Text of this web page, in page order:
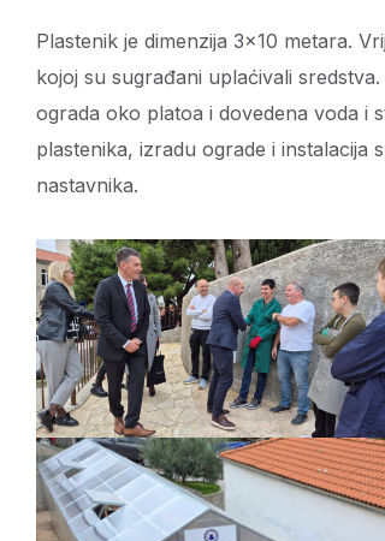
Plastenik je dimenzija 3×10 metara.
kojoj su sugrađani uplaćivali
ograda oko platoa i dovedena voda i
plastenika, izradu ograde i
nastavnika.